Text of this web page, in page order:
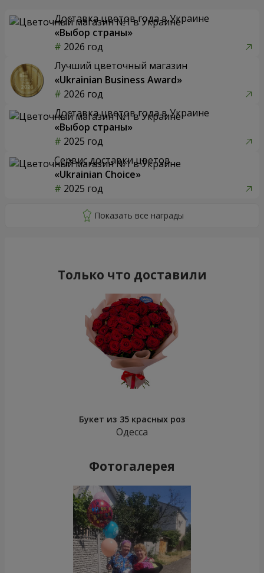
Доставка цветов года в Украине
«Выбор страны»
2026 год
Лучший цветочный магазин
«Ukrainian Business Award»
2026 год
Доставка цветов года в Украине
«Выбор страны»
2025 год
Сервис доставки цветов
«Ukrainian Choice»
2025 год
Только что доставили
Букет из 35 красных роз
Одесса
Фотогалерея